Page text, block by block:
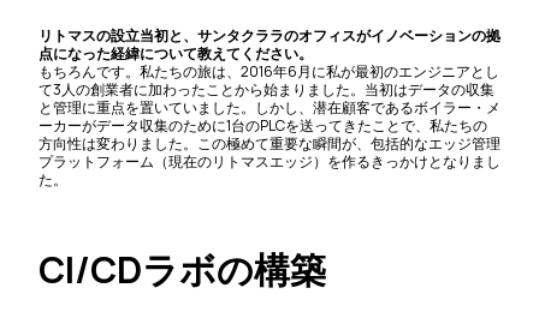
リトマスの設立当初と、サンタクララのオフィスがイノベーションの拠
点になった経緯について教えてください。
もちろんです。私たちの旅は、2016年6月に私が最初のエンジニアとし
て3人の創業者に加わったことから始まりました。当初はデータの収集
と管理に重点を置いていました。しかし、潜在顧客であるボイラー・メ
ーカーがデータ収集のために1台のPLCを送ってきたことで、私たちの
方向性は変わりました。この極めて重要な瞬間が、包括的なエッジ管理
プラットフォーム（現在のリトマスエッジ）を作るきっかけとなりまし
た。
CI/CDラボの構築